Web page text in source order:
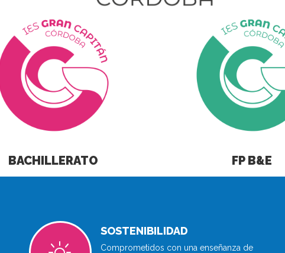
BACHILLERATO FP B&E
SOSTENIBILIDAD
Comprometidos con una enseñanza de